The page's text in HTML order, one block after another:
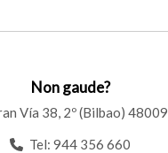
Non gaude?
Vía 38, 2º (Bilbao) 48009
Tel: 944 356 660